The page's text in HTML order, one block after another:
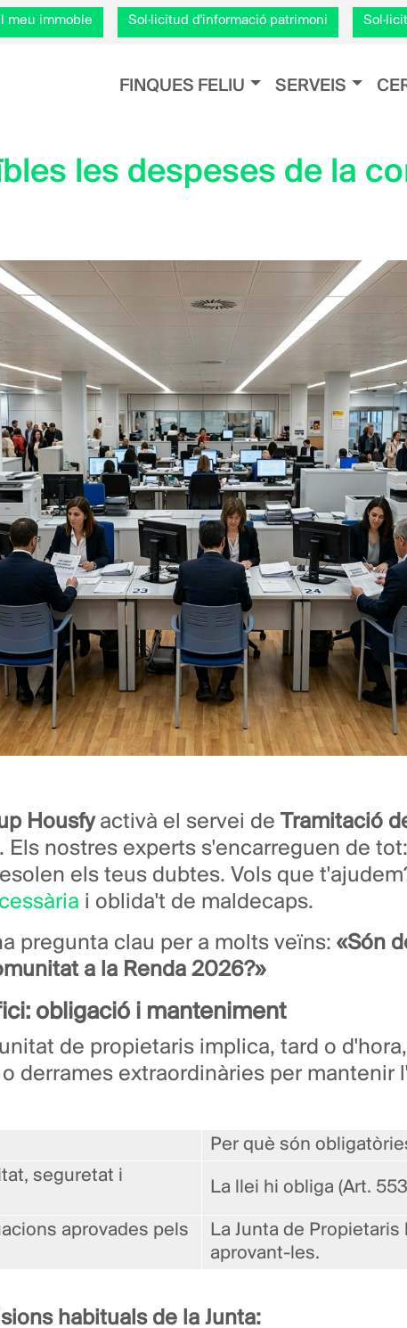
Vés
al
meu immoble Sol·licitud d'informació patrimoni
Navegación principal
FINQUES FELIU SERVEIS
les despeses de la
Housfyactivà el servei deTramitació
. Els nostres experts s'encarreguen de
els teus dubtes. Vols que
i oblida't de maldecaps.
pregunta clau per a molts veïns:«Són
a la Renda 2026?»
obligació i manteniment
de propietaris implica, tard o
derrames extraordinàries per mantenir
Per què són
seguretat i
La llei hi obliga (Art.
aprovades pels
La Junta de
aprovant-les.
habituals de la Junta: